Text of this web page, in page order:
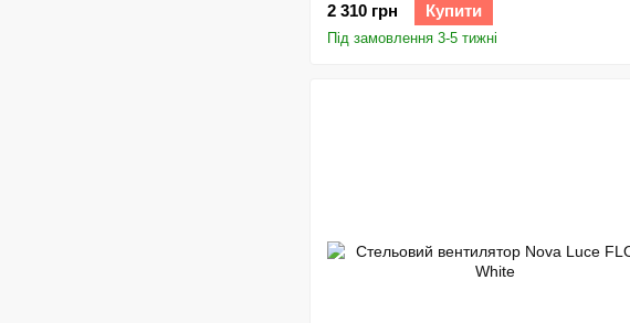
2 310 грн Купити
Під замовлення 3-5 тижні